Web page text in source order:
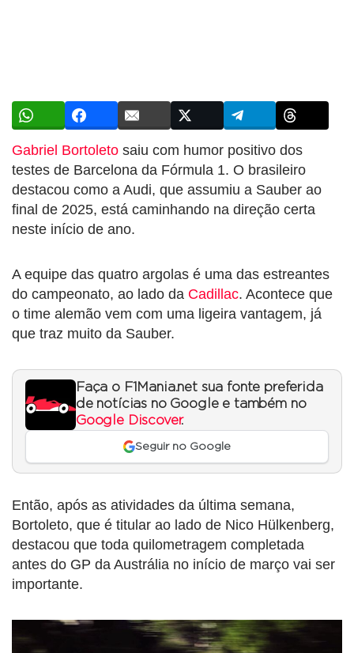
Gabriel Bortoleto saiu com humor positivo dos
testes de Barcelona da Fórmula 1. O brasileiro
destacou como a Audi, que assumiu a Sauber ao
final de 2025, está caminhando na direção certa
neste início de ano.
A equipe das quatro argolas é uma das estreantes
do campeonato, ao lado da Cadillac. Acontece que
o time alemão vem com uma ligeira vantagem, já
que traz muito da Sauber.
Faça o F1Mania.net sua fonte preferida
de notícias no Google e também no
Google Discover.
Seguir no Google
Então, após as atividades da última semana,
Bortoleto, que é titular ao lado de Nico Hülkenberg,
destacou que toda quilometragem completada
antes do GP da Austrália no início de março vai ser
importante.